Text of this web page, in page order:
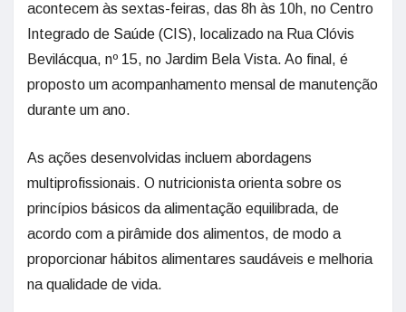
acontecem às sextas-feiras, das 8h às 10h, no Centro
Integrado de Saúde (CIS), localizado na Rua Clóvis
Bevilácqua, nº 15, no Jardim Bela Vista. Ao final, é
proposto um acompanhamento mensal de manutenção
durante um ano.
As ações desenvolvidas incluem abordagens
multiprofissionais. O nutricionista orienta sobre os
princípios básicos da alimentação equilibrada, de
acordo com a pirâmide dos alimentos, de modo a
proporcionar hábitos alimentares saudáveis e melhoria
na qualidade de vida.